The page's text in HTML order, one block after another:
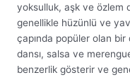
yoksulluk, aşk ve özlem
genellikle hüzünlü ve
çapında popüler olan
dansı, salsa ve
benzerlik gösterir ve